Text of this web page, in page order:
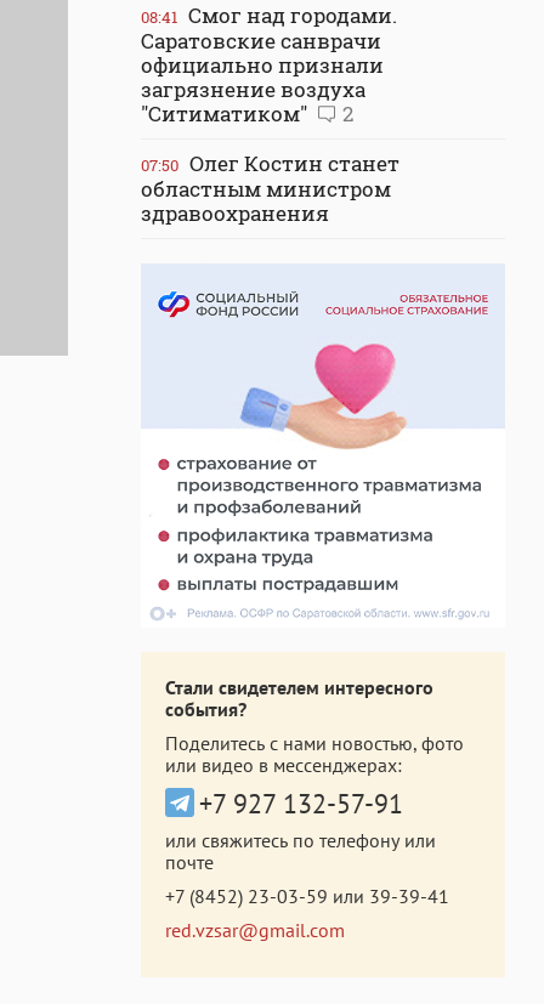
08:41 Смог над городами.
Саратовские санврачи
официально признали
загрязнение воздуха
"Ситиматиком"
2
07:50 Олег Костин станет
областным министром
здравоохранения
Стали свидетелем интересного
события?
Поделитесь с нами новостью, фото
или видео в мессенджерах:
+7 927 132-57-91
или свяжитесь по телефону или
почте
+7 (8452) 23-03-59 или 39-39-41
red.vzsar@gmail.com